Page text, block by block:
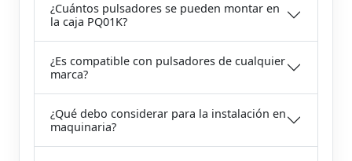
¿Cuántos pulsadores se pueden montar en
la caja PQ01K?
¿Es compatible con pulsadores de cualquier
marca?
¿Qué debo considerar para la instalación en
maquinaria?